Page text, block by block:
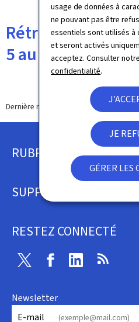
usage de données à
ne pouvant pas être
essentiels sont utilisés
et seront activés
acceptez. Consulter
confidentialité.
JE
GÉRER LES
Rétrospective
5 au 11 février
Dernière modification le 15.02.2024
Pied
page
RUBRIQUES
SUPPORT
RESTEZ CONNECTÉ
Twitter FacebookLinkedIn
Newsletter
E-mail